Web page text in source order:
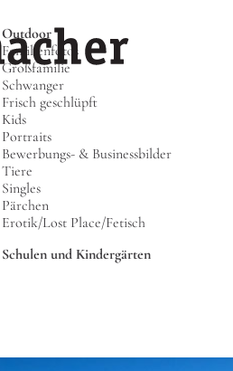
Outdoor
Familienfotos
Großfamilie
Schwanger
Frisch geschlüpft
Kids
Portraits
Bewerbungs- & Businessbilder
Tiere
Singles
Pärchen
Erotik/Lost Place/Fetisch
Schulen und Kindergärten